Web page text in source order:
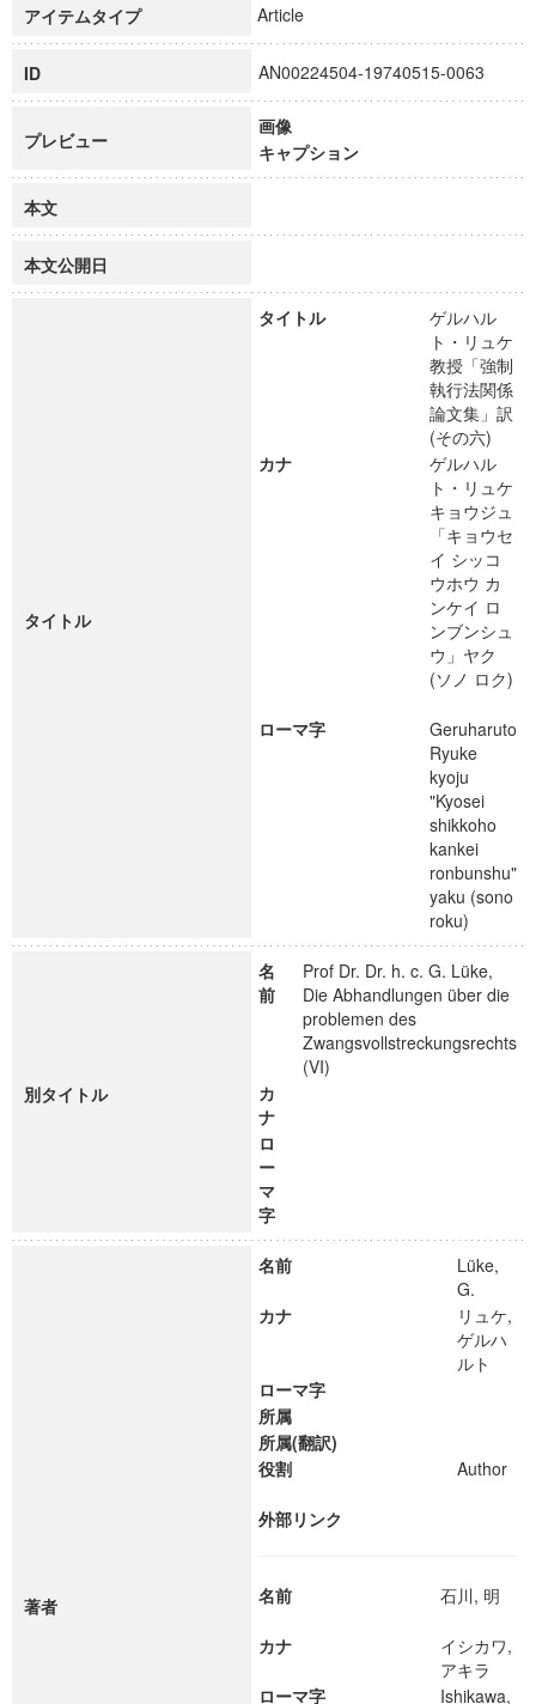
博士課程教育リーディングプログラム「超成熟社会発展のサ
アイテムタイプ Article
ID AN00224504-19740515-0063
プレビュー
画像
キャプション
本文
本文公開日
タイトル
タイトル
ゲルハル
ト・リュケ
教授「強制
執行法関係
論文集」訳
(その六)
カナ
ゲルハル
ト・リュケ
キョウジュ
「キョウセ
イ シッコ
ウホウ カ
ンケイ ロ
ンブンシュ
ウ」ヤク
(ソノ ロク)
ローマ字
Geruharuto
Ryuke
kyoju
"Kyosei
shikkoho
kankei
ronbunshu"
yaku (sono
roku)
別タイトル
名
前
Prof Dr. Dr. h. c. G. Lüke,
Die Abhandlungen über die
problemen des
Zwangsvollstreckungsrechts
(VI)
カ
ナ
ロ
ー
マ
字
著者
名前
Lüke,
G.
カナ
リュケ,
ゲルハ
ルト
ローマ字
所属
所属(翻訳)
役割
Author
外部リンク
名前 石川, 明
カナ
イシカワ,
アキラ
ローマ字
Ishikawa,